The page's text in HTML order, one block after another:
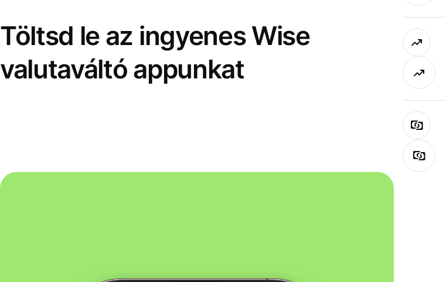
Töltsd le az ingyenes Wise
valutaváltó appunkat